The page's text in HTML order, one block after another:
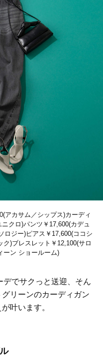
アカサム／シップス)カーディ
クロ)パンツ￥17,600(カデュ
ロジー)ピアス￥17,600(ココシ
)ブレスレット￥12,100(サロ
ーン ショールーム)
でサクっと送迎、そん
リーンのカーディガン
叶います。